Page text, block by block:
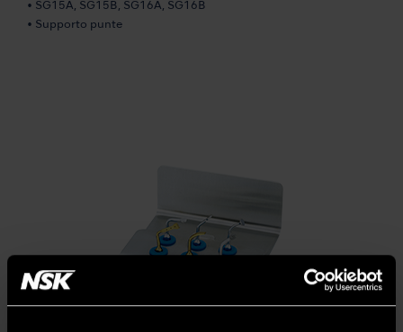
• SG15A, SG15B, SG16A, SG16B
• Supporto punte